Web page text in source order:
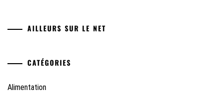
AILLEURS SUR LE NET
CATÉGORIES
Alimentation